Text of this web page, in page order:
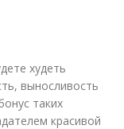
худеть
выносливость
таких
красивой